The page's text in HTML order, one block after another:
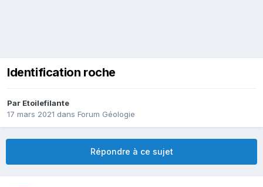
Identification roche
Par Etoilefilante
17 mars 2021 dans Forum Géologie
Répondre à ce sujet